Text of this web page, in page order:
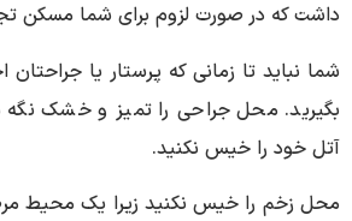
داشت که در صورت لزوم برای شما مسکن
شما نباید تا زمانی که پرستار یا
بگیرید. محل جراحی را تمیز و خشک نگه
آتل خود را خیس نکنید.
محل زخم را خیس نکنید زیرا یک محیط